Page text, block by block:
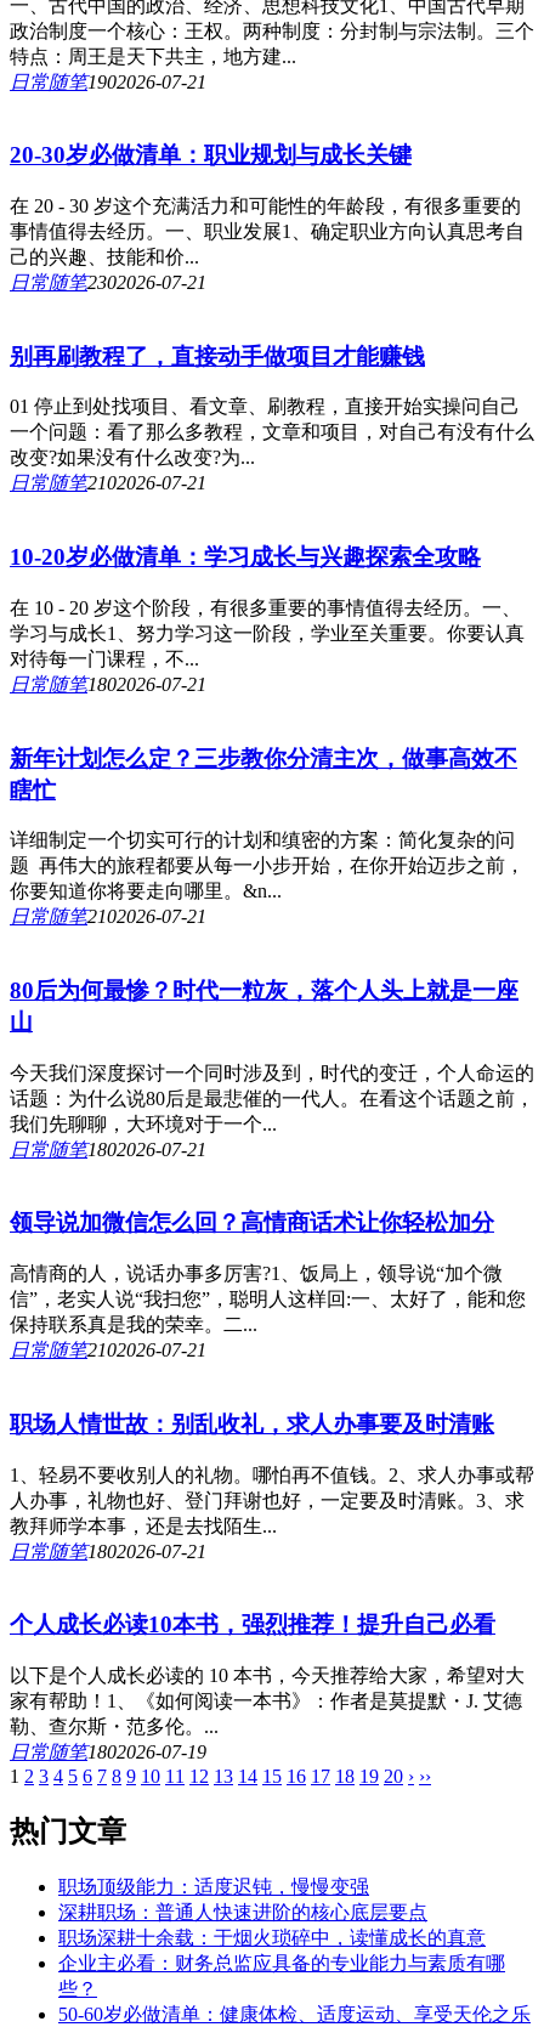
一、古代中国的政治、经济、思想科技文化1、中国古代早期
政治制度一个核心：王权。两种制度：分封制与宗法制。三个
特点：周王是天下共主，地方建...
日常随笔1902026-07-21
20-30岁必做清单：职业规划与成长关键
在 20 - 30 岁这个充满活力和可能性的年龄段，有很多重要的
事情值得去经历。一、职业发展1、确定职业方向认真思考自
己的兴趣、技能和价...
日常随笔2302026-07-21
别再刷教程了，直接动手做项目才能赚钱
01 停止到处找项目、看文章、刷教程，直接开始实操问自己
一个问题：看了那么多教程，文章和项目，对自己有没有什么
改变?如果没有什么改变?为...
日常随笔2102026-07-21
10-20岁必做清单：学习成长与兴趣探索全攻略
在 10 - 20 岁这个阶段，有很多重要的事情值得去经历。一、
学习与成长1、努力学习这一阶段，学业至关重要。你要认真
对待每一门课程，不...
日常随笔1802026-07-21
新年计划怎么定？三步教你分清主次，做事高效不
瞎忙
详细制定一个切实可行的计划和缜密的方案：简化复杂的问
题 再伟大的旅程都要从每一小步开始，在你开始迈步之前，
你要知道你将要走向哪里。&n...
日常随笔2102026-07-21
80后为何最惨？时代一粒灰，落个人头上就是一座
山
今天我们深度探讨一个同时涉及到，时代的变迁，个人命运的
话题：为什么说80后是最悲催的一代人。在看这个话题之前，
我们先聊聊，大环境对于一个...
日常随笔1802026-07-21
领导说加微信怎么回？高情商话术让你轻松加分
高情商的人，说话办事多厉害?1、饭局上，领导说“加个微
信”，老实人说“我扫您”，聪明人这样回:一、太好了，能和您
保持联系真是我的荣幸。二...
日常随笔2102026-07-21
职场人情世故：别乱收礼，求人办事要及时清账
1、轻易不要收别人的礼物。哪怕再不值钱。2、求人办事或帮
人办事，礼物也好、登门拜谢也好，一定要及时清账。3、求
教拜师学本事，还是去找陌生...
日常随笔1802026-07-21
个人成长必读10本书，强烈推荐！提升自己必看
以下是个人成长必读的 10 本书，今天推荐给大家，希望对大
家有帮助！1、《如何阅读一本书》：作者是莫提默・J. 艾德
勒、查尔斯・范多伦。...
日常随笔1802026-07-19
1 2 3 4 5 6 7 8 9 10 11 12 13 14 15 16 17 18 19 20 › ››
热门文章
职场顶级能力：适度迟钝，慢慢变强
深耕职场：普通人快速进阶的核心底层要点
职场深耕十余载：于烟火琐碎中，读懂成长的真意
企业主必看：财务总监应具备的专业能力与素质有哪
些？
50-60岁必做清单：健康体检、适度运动、享受天伦之乐